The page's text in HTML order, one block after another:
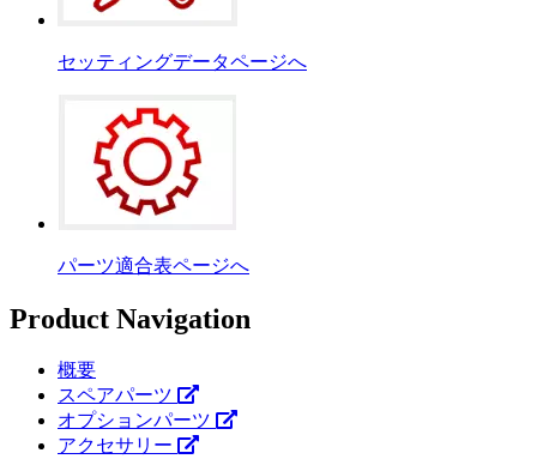
セッティングデータページへ
パーツ適合表ページへ
Product Navigation
概要
スペアパーツ
オプションパーツ
アクセサリー